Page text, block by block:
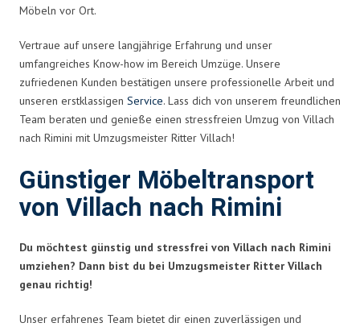
Möbeln vor Ort.
Vertraue auf unsere langjährige Erfahrung und unser
umfangreiches Know-how im Bereich Umzüge. Unsere
zufriedenen Kunden bestätigen unsere professionelle Arbeit und
unseren erstklassigen Service. Lass dich von unserem freundlichen
Team beraten und genieße einen stressfreien Umzug von Villach
nach Rimini mit Umzugsmeister Ritter Villach!
Günstiger Möbeltransport
von Villach nach Rimini
Du möchtest günstig und stressfrei von Villach nach Rimini
umziehen? Dann bist du bei Umzugsmeister Ritter Villach
genau richtig!
Unser erfahrenes Team bietet dir einen zuverlässigen und